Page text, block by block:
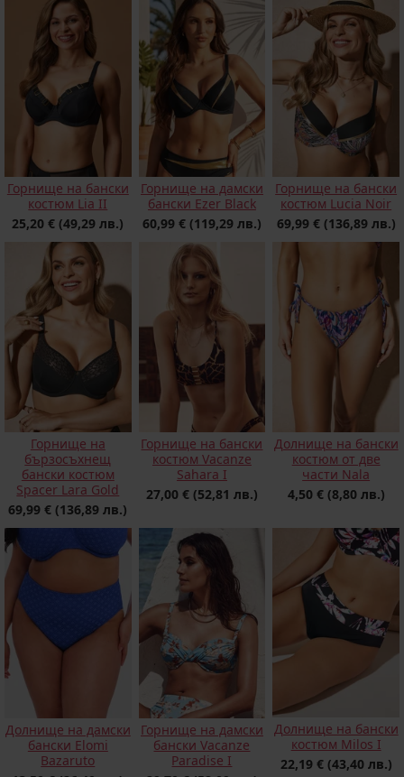
Горнище на бански
костюм Lia II
25,20 € (49,29 лв.)
Горнище на дамски
бански Ezer Black
60,99 € (119,29 лв.)
Горнище на бански
костюм Lucia Noir
69,99 € (136,89 лв.)
Горнище на
бързосъхнещ
бански костюм
Spacer Lara Gold
69,99 € (136,89 лв.)
Горнище на бански
костюм Vacanze
Sahara I
27,00 € (52,81 лв.)
Долнище на бански
костюм от две
части Nala
4,50 € (8,80 лв.)
Долнище на дамски
бански Elomi
Bazaruto
Горнище на дамски
бански Vacanze
Paradise I
Долнище на бански
костюм Milos I
22,19 € (43,40 лв.)